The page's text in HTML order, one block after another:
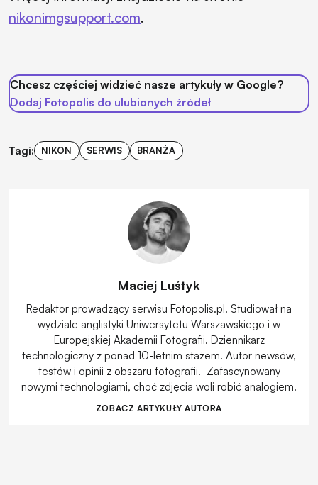
nikonimgsupport.com.
Chcesz częściej widzieć nasze artykuły w Google?
Dodaj Fotopolis do ulubionych źródeł
Tagi: NIKON SERWIS BRANŻA
Maciej Luśtyk
Redaktor prowadzący serwisu Fotopolis.pl. Studiował na
wydziale anglistyki Uniwersytetu Warszawskiego i w
Europejskiej Akademii Fotografii. Dziennikarz
technologiczny z ponad 10-letnim stażem. Autor newsów,
testów i opinii z obszaru fotografii. Zafascynowany
nowymi technologiami, choć zdjęcia woli robić analogiem.
ZOBACZ ARTYKUŁY AUTORA